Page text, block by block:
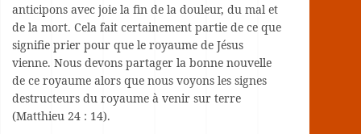
anticipons avec joie la fin de la douleur, du mal et
de la mort. Cela fait certainement partie de ce que
signifie prier pour que le royaume de Jésus
vienne. Nous devons partager la bonne nouvelle
de ce royaume alors que nous voyons les signes
destructeurs du royaume à venir sur terre
(Matthieu 24 : 14).